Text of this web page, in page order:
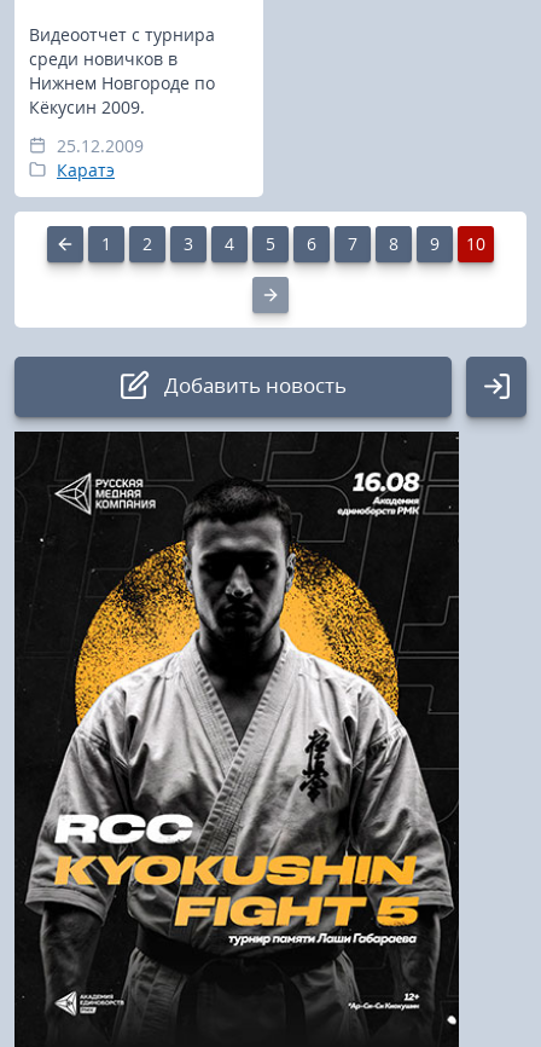
Видеоотчет с турнира
среди новичков в
Нижнем Новгороде по
Кёкусин 2009.
25.12.2009
Каратэ
1 2 3 4 5 6 7 8 9 10
Добавить новость
Авторизация
Логин:
Пароль
Войти
Напомнить пароль
Регистрация